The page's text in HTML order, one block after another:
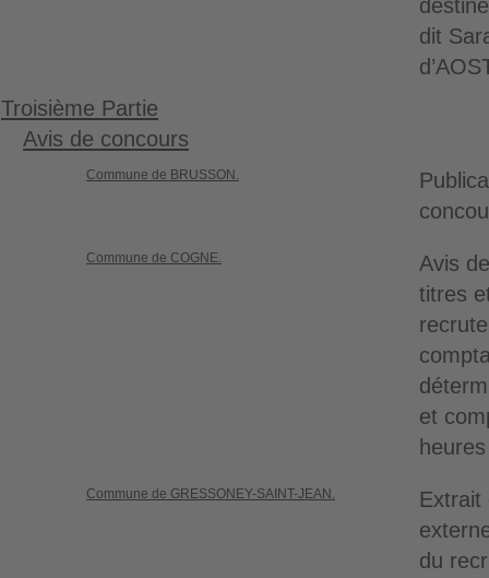
dit
Troisième Partie
Avis de concours
Commune de BRUSSON.
Commune de COGNE.
Avis
titres
et
Commune de GRESSONEY-SAINT-JEAN.
Extrait
du